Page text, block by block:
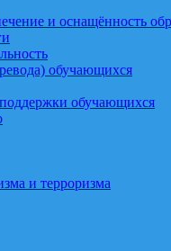
и оснащённость
обучающихся
обучающихся
и терроризма